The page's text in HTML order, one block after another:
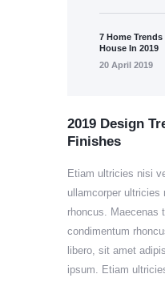
7 Home
House In 2019
20 April 2019
2019 Design
Finishes
Etiam ultricies nisi
ullamcorper
rhoncus. Maecenas
condimentum
libero, sit amet
ipsum. Etiam